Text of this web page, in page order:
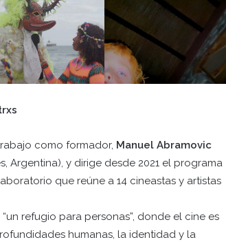
como formador, Manuel Abramovic
Argentina), y dirige desde 2021 el programa
que reúne a 14 cineastas y artistas
refugio para personas”, donde el cine es
humanas, la identidad y la